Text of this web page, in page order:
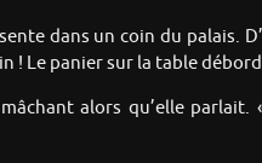
dans un coin du palais.
! Le panier sur la table
alors qu’elle